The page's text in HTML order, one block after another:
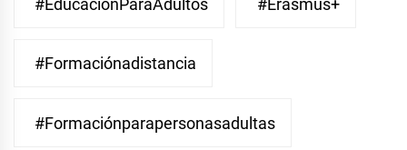
#EducaciónParaAdultos #Erasmus+
#Formaciónadistancia
#Formaciónparapersonasadultas